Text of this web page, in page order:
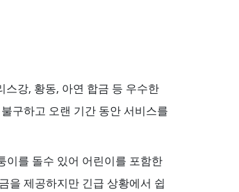
강, 황동, 아연 합금 등 우수한
구하고 오랜 기간 동안 서비스를
이를 돌수 있어 어린이를 포함한
을 제공하지만 긴급 상황에서 쉽